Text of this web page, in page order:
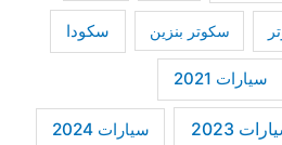
سكوتر بنزين سكودا
سيارات 2021
2023 سيارات 2024